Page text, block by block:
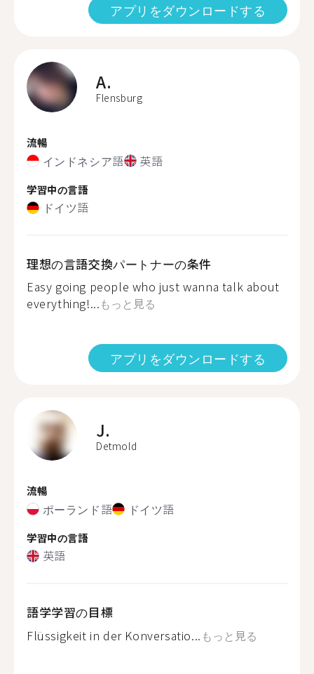
アプリをダウンロードする
A.
Flensburg
流暢
インドネシア語 英語
学習中の言語
ドイツ語
理想の言語交換パートナーの条件
Easy going people who just wanna talk about
everything!...もっと見る
アプリをダウンロードする
J.
Detmold
流暢
ポーランド語 ドイツ語
学習中の言語
英語
語学学習の目標
Flüssigkeit in der Konversatio... もっと見る